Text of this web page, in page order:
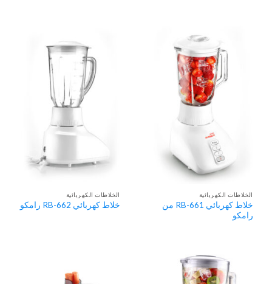
الخلاطات الكهربائية
خلاط كهربائي RB-661 من
رامكو
الخلاطات الكهربائية
خلاط كهربائي RB-662 رامكو